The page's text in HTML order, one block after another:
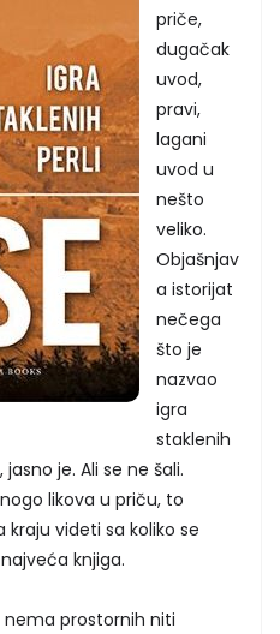
priče,
dugačak
uvod,
pravi,
lagani
uvod u
nešto
veliko.
Objašnjav
a istorijat
nečega
što je
nazvao
igra
staklenih
je. Ali se ne šali.
likova u priču, to
videti sa koliko se
knjiga.
prostornih niti